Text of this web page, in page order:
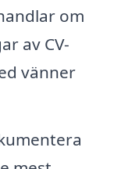
om
av CV-
vänner